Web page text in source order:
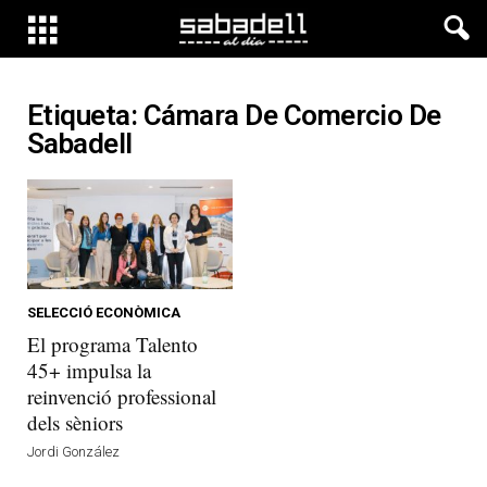
Etiqueta: Cámara De Comercio De
Sabadell
SELECCIÓ ECONÒMICA
El programa Talento
45+ impulsa la
reinvenció professional
dels sèniors
Jordi González